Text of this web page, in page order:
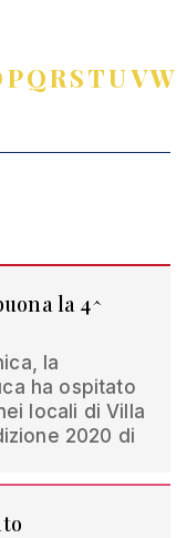
PQRSTUVW
la 4^
la
ha ospitato
locali di Villa
2020 di